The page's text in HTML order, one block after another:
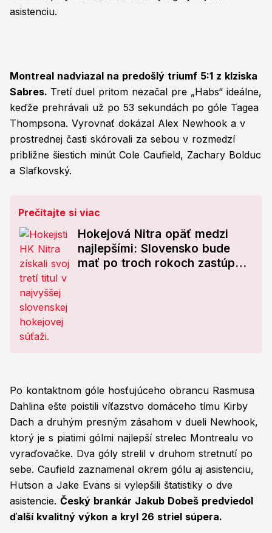
asistenciu.
Montreal nadviazal na predošlý triumf 5:1 z klziska
Sabres. Tretí duel pritom nezačal pre „Habs“ ideálne,
keďže prehrávali už po 53 sekundách po góle Tagea
Thompsona. Vyrovnať dokázal Alex Newhook a v
prostrednej časti skórovali za sebou v rozmedzí
približne šiestich minút Cole Caufield, Zachary Bolduc
a Slafkovský.
Prečítajte si viac
Hokejová Nitra opäť medzi
najlepšími: Slovensko bude
mať po troch rokoch zastúpnie
Po kontaktnom góle hosťujúceho obrancu Rasmusa
Dahlina ešte poistili víťazstvo domáceho tímu Kirby
Dach a druhým presným zásahom v dueli Newhook,
ktorý je s piatimi gólmi najlepší strelec Montrealu vo
vyraďovačke. Dva góly strelil v druhom stretnutí po
sebe. Caufield zaznamenal okrem gólu aj asistenciu,
Hutson a Jake Evans si vylepšili štatistiky o dve
asistencie. Český brankár Jakub Dobeš predviedol
ďalší kvalitný výkon a kryl 26 striel súpera.